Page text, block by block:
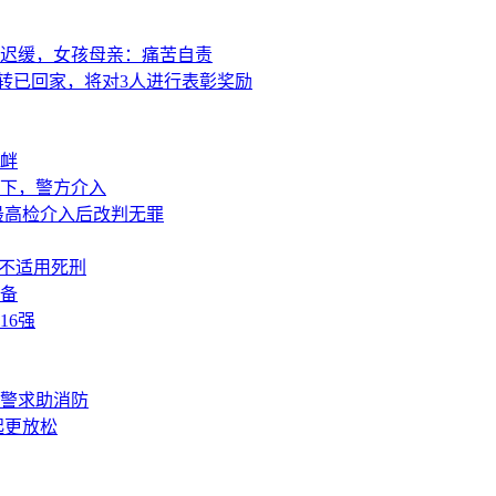
缓，女孩母亲：痛苦自责
已回家，将对3人进行表彰奖励
，警方介入
检介入后改判无罪
适用死刑
强
求助消防
更放松